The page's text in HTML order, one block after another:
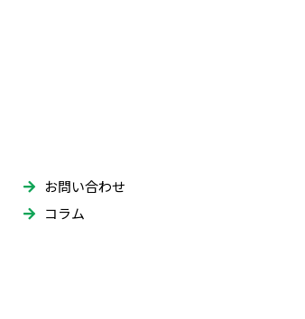
お問い合わせ
コラム